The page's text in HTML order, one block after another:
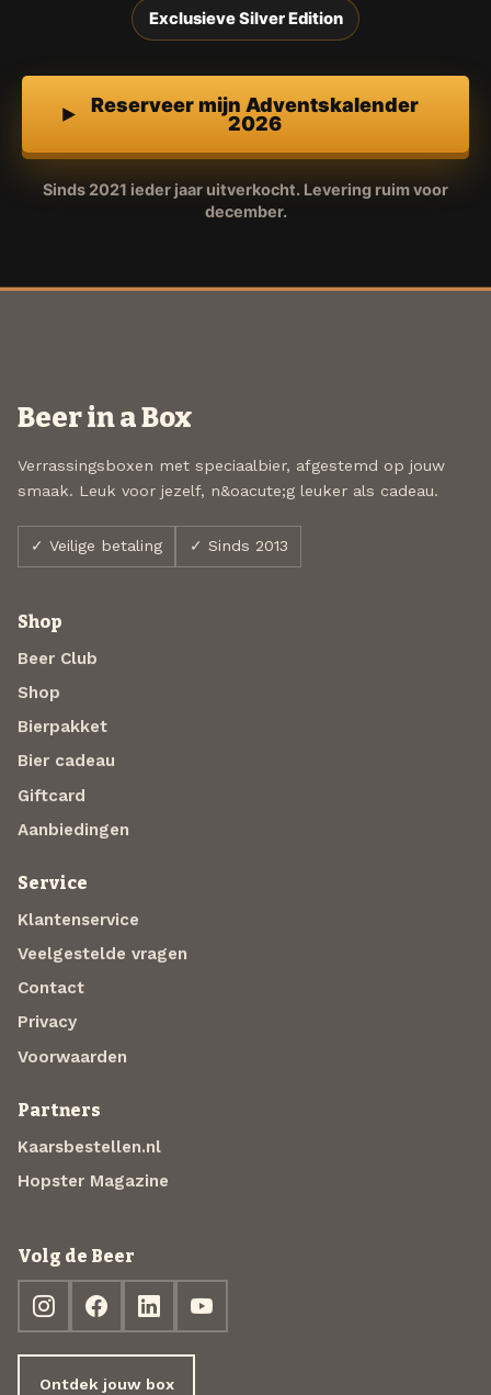
Exclusieve Silver Edition
Reserveer mijn Adventskalender
2026
Sinds 2021 ieder jaar uitverkocht. Levering ruim voor
december.
Beer in a Box
Verrassingsboxen met speciaalbier, afgestemd op jouw
smaak. Leuk voor jezelf, n&oacute;g leuker als cadeau.
✓ Veilige betaling ✓ Sinds 2013
Shop
Beer Club
Shop
Bierpakket
Bier cadeau
Giftcard
Aanbiedingen
Service
Klantenservice
Veelgestelde vragen
Contact
Privacy
Voorwaarden
Partners
Kaarsbestellen.nl
Hopster Magazine
Volg de Beer
Ontdek jouw box